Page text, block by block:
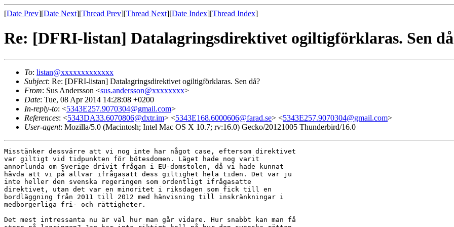
[Date Prev][Date Next][Thread Prev][Thread Next][Date Index][Thread Index]
Re: [DFRI-listan] Datalagringsdirektivet ogiltigförklaras. Sen
To: listan@xxxxxxxxxxxxx
Subject: Re: [DFRI-listan] Datalagringsdirektivet ogiltigförklaras. Sen då?
From: Sus Andersson <sus.andersson@xxxxxxxx>
Date: Tue, 08 Apr 2014 14:28:08 +0200
In-reply-to: <5343E257.9070304@gmail.com>
References: <5343DA33.6070806@dxtr.im> <5343E168.6000606@farad.se> <5343E257.9070304@gmail.com>
User-agent: Mozilla/5.0 (Macintosh; Intel Mac OS X 10.7; rv:16.0) Gecko/20121005 Thunderbird/16.0
Misstänker dessvärre att vi nog inte har något case, eftersom direktivet
var giltigt vid tidpunkten för bötesdomen. Läget hade nog varit
annorlunda om Sverige drivit frågan i EU-domstolen, då vi hade kunnat
hävda att vi på allvar ifrågasatt dess giltighet hela tiden. Det var ju
inte heller den svenska regeringen som ordentligt ifrågasatte
direktivet, utan det var en minoritet i riksdagen som fick till en
bordläggning från 2011 till 2012 med hänvisning till inskränkningar i
medborgerliga fri- och rättigheter.
Det mest intressanta nu är väl hur man går vidare. Hur snabbt kan man få